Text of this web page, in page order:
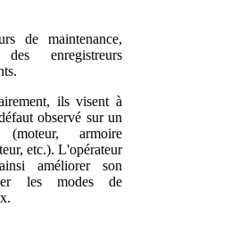
de maintenance,
enregistreurs
ils visent à
observé sur un
(moteur, armoire
etc.). L'opérateur
améliorer son
les modes de